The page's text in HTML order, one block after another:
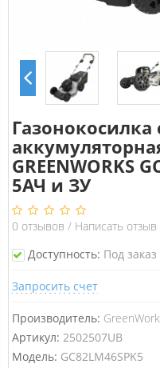
GREENWORKS
5АЧ и ЗУ
0 отзывов / Написать отзыв
Доступность: Под заказ
Запросить счет
Производитель:
Артикул: 2502507UB
Модель: GC82LM46SPK5